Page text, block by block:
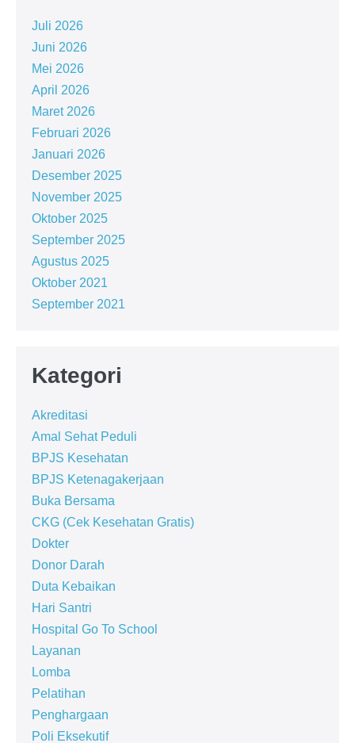
Juli 2026
Juni 2026
Mei 2026
April 2026
Maret 2026
Februari 2026
Januari 2026
Desember 2025
November 2025
Oktober 2025
September 2025
Agustus 2025
Oktober 2021
September 2021
Kategori
Akreditasi
Amal Sehat Peduli
BPJS Kesehatan
BPJS Ketenagakerjaan
Buka Bersama
CKG (Cek Kesehatan Gratis)
Dokter
Donor Darah
Duta Kebaikan
Hari Santri
Hospital Go To School
Layanan
Lomba
Pelatihan
Penghargaan
Poli Eksekutif